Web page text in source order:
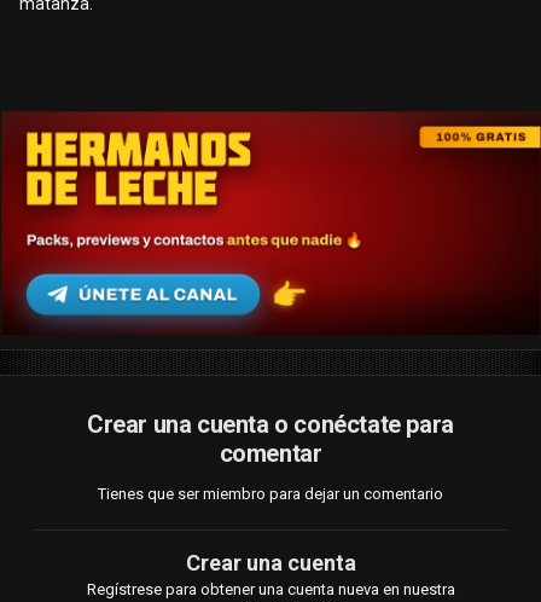
matanza.
Crear una cuenta o conéctate para
comentar
Tienes que ser miembro para dejar un comentario
Crear una cuenta
Regístrese para obtener una cuenta nueva en nuestra